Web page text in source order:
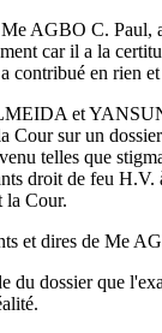
AGBO C. Paul,
car il a la
contribué en rien
et
Cour sur un
telles que
droit de feu
la Cour.
et dires de Me
du dossier que